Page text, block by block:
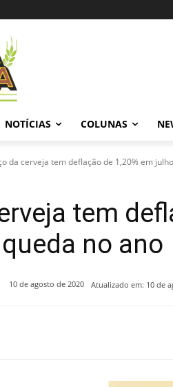
NOTÍCIAS COLUNAS
da cerveja tem deflação de 1,20% em
tem
no ano
10 de agosto de 2020 Atualizado em: 10 de